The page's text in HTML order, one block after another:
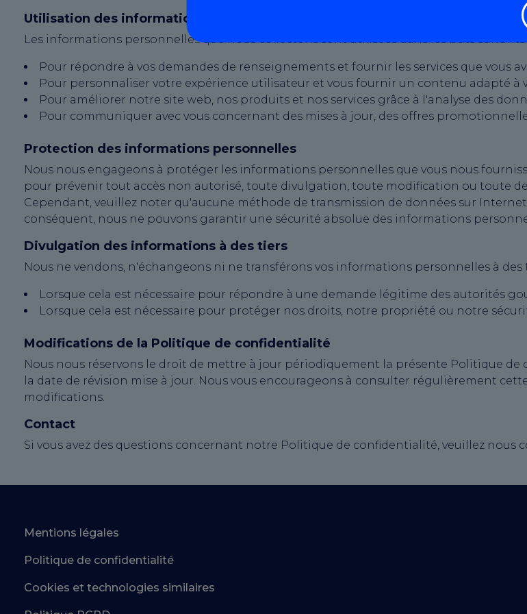
Utilisation des informations collectées
Les informations personnelles que nous collectons sont utilisées dans les buts suivants
Pour répondre à vos demandes de renseignements et fournir les services que vous
Pour personnaliser votre expérience utilisateur et vous fournir un contenu adapté à
Pour améliorer notre site web, nos produits et nos services grâce à l'analyse des
Pour communiquer avec vous concernant des mises à jour, des offres
Protection des informations personnelles
Nous nous engageons à protéger les informations personnelles que vous nous
pour prévenir tout accès non autorisé, toute divulgation, toute modification ou toute
Cependant, veuillez noter qu'aucune méthode de transmission de données sur
conséquent, nous ne pouvons garantir une sécurité absolue des informations
Divulgation des informations à des tiers
Nous ne vendons, n'échangeons ni ne transférons vos informations personnelles à
Lorsque cela est nécessaire pour répondre à une demande légitime des autorités
Lorsque cela est nécessaire pour protéger nos droits, notre propriété ou notre
Modifications de la Politique de confidentialité
Nous nous réservons le droit de mettre à jour périodiquement la présente Politique
la date de révision mise à jour. Nous vous encourageons à consulter régulièrement
modifications.
Contact
Si vous avez des questions concernant notre Politique de confidentialité, veuillez nous
Mentions légales
Politique de confidentialité
Cookies et technologies similaires